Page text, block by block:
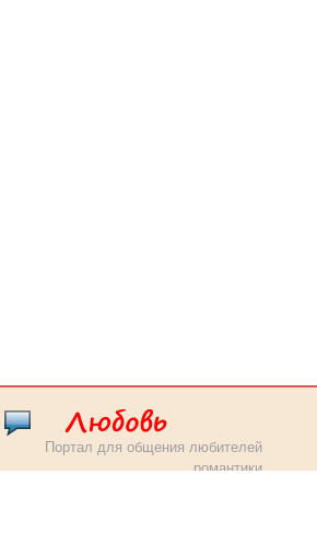
Портал для общения любителей
романтики